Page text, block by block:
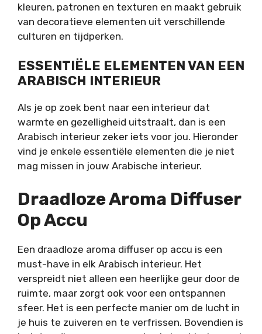
kleuren, patronen en texturen en maakt gebruik
van decoratieve elementen uit verschillende
culturen en tijdperken.
ESSENTIËLE ELEMENTEN VAN EEN
ARABISCH INTERIEUR
Als je op zoek bent naar een interieur dat
warmte en gezelligheid uitstraalt, dan is een
Arabisch interieur zeker iets voor jou. Hieronder
vind je enkele essentiële elementen die je niet
mag missen in jouw Arabische interieur.
Draadloze Aroma Diffuser
Op Accu
Een draadloze aroma diffuser op accu is een
must-have in elk Arabisch interieur. Het
verspreidt niet alleen een heerlijke geur door de
ruimte, maar zorgt ook voor een ontspannen
sfeer. Het is een perfecte manier om de lucht in
je huis te zuiveren en te verfrissen. Bovendien is